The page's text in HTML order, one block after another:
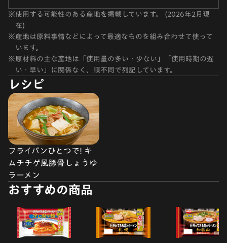
※使用する可能性のある産地を掲載しています。 (2026年2月現
在)
※産地は原料事情などによって最適なものを組み合わせて使って
います。
※原材料の主な産地は「使用量の多い・少ない」「使用時期の遅
い・早い」に関係なく、順不同で列記しています。
レシピ
フライパンひとつで! キ
ムチチゲ風豚骨しょうゆ
ラーメン
おすすめの商品